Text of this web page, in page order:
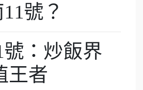
號？
號：炒飯界
王者